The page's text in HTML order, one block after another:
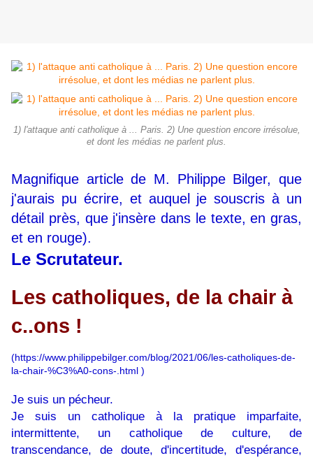
1) l'attaque anti catholique à ... Paris. 2) Une question encore irrésolue,
et dont les médias ne parlent plus.
Magnifique article de M. Philippe Bilger, que
j'aurais pu écrire, et auquel je souscris à un
détail près, que j'insère dans le texte, en gras,
et en rouge).
Le Scrutateur.
Les catholiques, de la chair à
c..ons !
(https://www.philippebilger.com/blog/2021/06/les-catholiques-de-
la-chair-%C3%A0-cons-.html )
Je suis un pécheur.
Je suis un catholique à la pratique imparfaite,
intermittente, un catholique de culture, de
transcendance, de doute, d'incertitude, d'espérance,